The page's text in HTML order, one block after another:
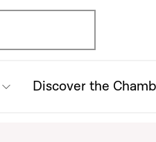
Discover the